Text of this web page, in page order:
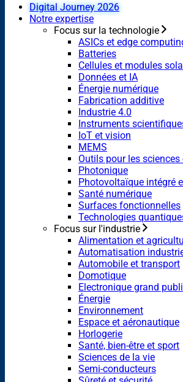
Digital Journey 2026
Notre expertise
Focus sur la technologie
ASICs et edge
Batteries
Cellules et modules
Données et IA
Énergie numérique
Fabrication additive
Industrie 4.0
Instruments
IoT et vision
MEMS
Outils pour les sciences
Photonique
Photovoltaïque intégré
Santé numérique
Surfaces fonctionnelles
Technologies
Focus sur l'industrie
Alimentation et
Automatisation
Automobile et transport
Domotique
Electronique grand
Énergie
Environnement
Espace et aéronautique
Horlogerie
Santé, bien-être et sport
Sciences de la vie
Semi-conducteurs